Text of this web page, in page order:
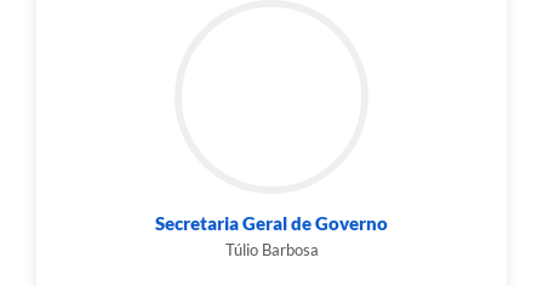
Secretaria Geral de Governo
Túlio Barbosa